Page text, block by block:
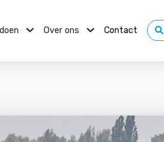
Over ons Contact